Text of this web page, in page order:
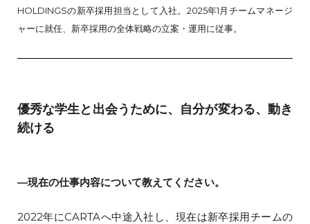
HOLDINGSの新卒採用担当として入社。2025年1月チームマネージ
ャーに就任、新卒採用の全体戦略の立案・運用に従事。
優秀な学生と出会うために、自分が変わる、動き
続ける
―現在の仕事内容について教えてください。
2022年にCARTAへ中途入社し、現在は新卒採用チームの